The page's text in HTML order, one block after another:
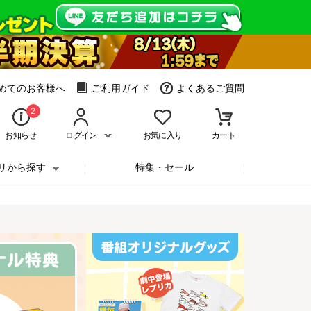
てのお客様へ ご利用ガイド よくあるご質問
2
お知らせ ログイン お気に入り カート
から探す 特集・セール